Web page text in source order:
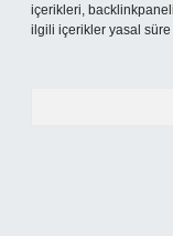
içerikleri,
ilgili içerikler yasal süre